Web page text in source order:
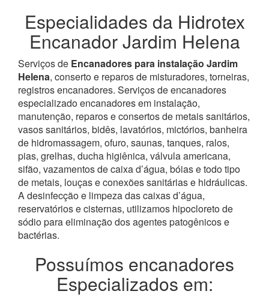
Especialidades da Hidrotex
Encanador Jardim Helena
Serviços de Encanadores para instalação Jardim
Helena, conserto e reparos de misturadores, torneiras,
registros encanadores. Serviços de encanadores
especializado encanadores em instalação,
manutenção, reparos e consertos de metais sanitários,
vasos sanitários, bidês, lavatórios, mictórios, banheira
de hidromassagem, ofuro, saunas, tanques, ralos,
pias, grelhas, ducha higiênica, válvula americana,
sifão, vazamentos de caixa d’água, bóias e todo tipo
de metais, louças e conexões sanitárias e hidráulicas.
A desinfecção e limpeza das caixas d’água,
reservatórios e cisternas, utilizamos hipocloreto de
sódio para eliminação dos agentes patogênicos e
bactérias.
Possuímos encanadores
Especializados em: